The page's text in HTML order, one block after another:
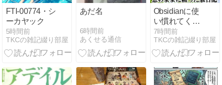
FTI-00774・シ
ーカヤック
5時間前
TKCの雑記綴り部屋
あだ名
6時間前
あくせる通信
Obsidianに使
い慣れてくる
と意外と楽し
い
7時間前
TKCの雑記綴り部屋